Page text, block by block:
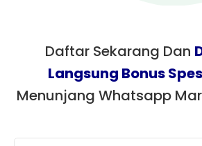
Daftar Sekarang Dan
Langsung Bonus
Menunjang Whatsapp